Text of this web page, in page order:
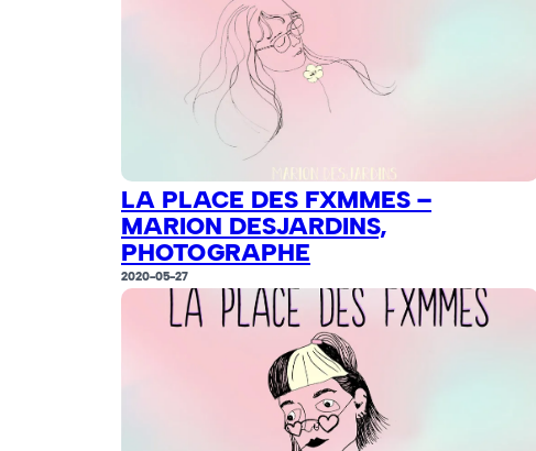
LA PLACE DES FXMMES –
MARION DESJARDINS,
PHOTOGRAPHE
2020-05-27